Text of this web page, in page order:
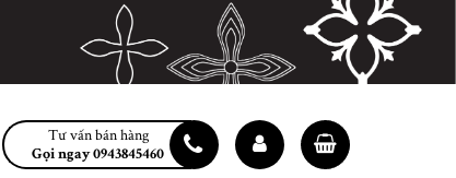
Tư vấn bán hàng
Gọi ngay 0943845460